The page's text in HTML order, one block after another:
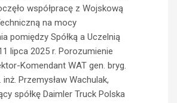
współpracę z Wojskową
na mocy
pomiędzy Spółką a Uczelnią
lipca 2025 r. Porozumienie
Komendant WAT gen. bryg.
Przemysław Wachulak,
spółkę Daimler Truck Polska